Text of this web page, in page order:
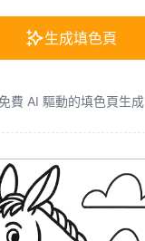
生成填色頁
免費 AI 驅動的填色頁生成